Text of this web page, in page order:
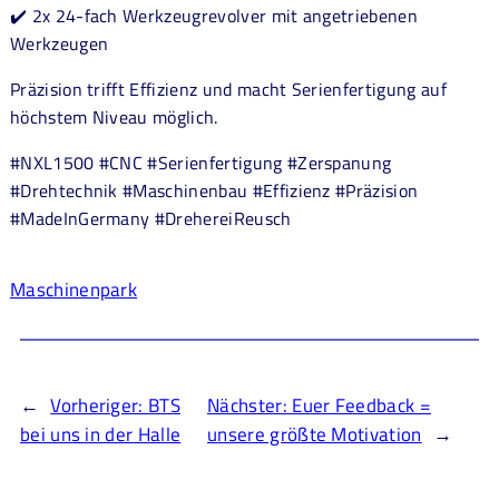
✔️ 2x 24-fach Werkzeugrevolver mit angetriebenen
Werkzeugen
Präzision trifft Effizienz und macht Serienfertigung auf
höchstem Niveau möglich.
#NXL1500 #CNC #Serienfertigung #Zerspanung
#Drehtechnik #Maschinenbau #Effizienz #Präzision
#MadeInGermany #DrehereiReusch
Maschinenpark
← Vorheriger: BTS
bei uns in der Halle
Nächster: Euer Feedback =
unsere größte Motivation →